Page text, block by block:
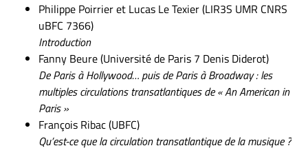
Philippe Poirrier et Lucas Le Texier (LIR3S UMR CNRS
uBFC 7366)
Introduction
Fanny Beure (Université de Paris 7 Denis Diderot)
De Paris à Hollywood… puis de Paris à Broadway : les
multiples circulations transatlantiques de « An American in
Paris »
François Ribac (UBFC)
Qu’est-ce que la circulation transatlantique de la musique ?